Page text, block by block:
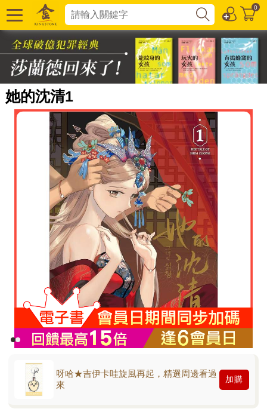
0
她的沈清1
呀哈★吉伊卡哇旋風再起，精選周邊看過
來
加購